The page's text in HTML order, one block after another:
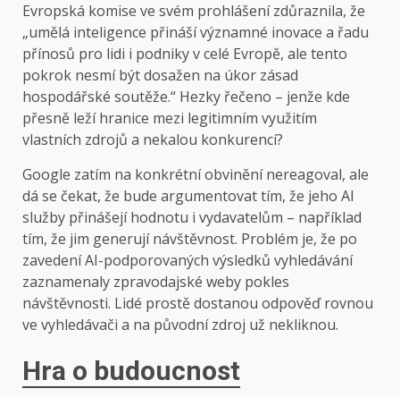
Evropská komise ve svém prohlášení zdůraznila, že
„umělá inteligence přináší významné inovace a řadu
přínosů pro lidi i podniky v celé Evropě, ale tento
pokrok nesmí být dosažen na úkor zásad
hospodářské soutěže.“ Hezky řečeno – jenže kde
přesně leží hranice mezi legitimním využitím
vlastních zdrojů a nekalou konkurencí?
Google zatím na konkrétní obvinění nereagoval, ale
dá se čekat, že bude argumentovat tím, že jeho AI
služby přinášejí hodnotu i vydavatelům – například
tím, že jim generují návštěvnost. Problém je, že po
zavedení AI-podporovaných výsledků vyhledávání
zaznamenaly zpravodajské weby pokles
návštěvnosti. Lidé prostě dostanou odpověď rovnou
ve vyhledávači a na původní zdroj už nekliknou.
Hra o budoucnost